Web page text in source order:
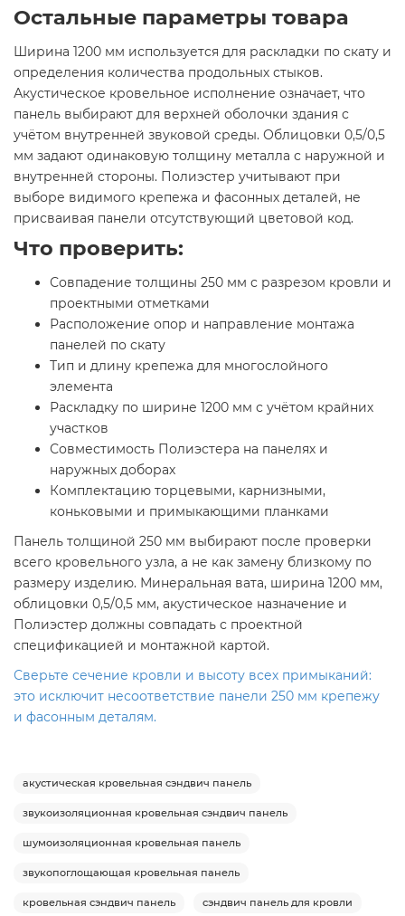
Остальные параметры товара
Ширина 1200 мм используется для раскладки по скату и
определения количества продольных стыков.
Акустическое кровельное исполнение означает, что
панель выбирают для верхней оболочки здания с
учётом внутренней звуковой среды. Облицовки 0,5/0,5
мм задают одинаковую толщину металла с наружной и
внутренней стороны. Полиэстер учитывают при
выборе видимого крепежа и фасонных деталей, не
присваивая панели отсутствующий цветовой код.
Что проверить:
Совпадение толщины 250 мм с разрезом кровли и
проектными отметками
Расположение опор и направление монтажа
панелей по скату
Тип и длину крепежа для многослойного
элемента
Раскладку по ширине 1200 мм с учётом крайних
участков
Совместимость Полиэстера на панелях и
наружных доборах
Комплектацию торцевыми, карнизными,
коньковыми и примыкающими планками
Панель толщиной 250 мм выбирают после проверки
всего кровельного узла, а не как замену близкому по
размеру изделию. Минеральная вата, ширина 1200 мм,
облицовки 0,5/0,5 мм, акустическое назначение и
Полиэстер должны совпадать с проектной
спецификацией и монтажной картой.
Сверьте сечение кровли и высоту всех примыканий:
это исключит несоответствие панели 250 мм крепежу
и фасонным деталям.
акустическая кровельная сэндвич панель
звукоизоляционная кровельная сэндвич панель
шумоизоляционная кровельная панель
звукопоглощающая кровельная панель
кровельная сэндвич панель сэндвич панель для кровли